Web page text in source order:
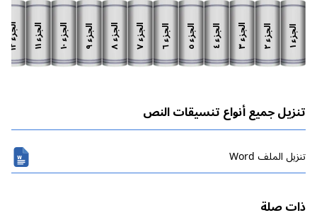
الجزء
١
الجزء
٢
الجزء
٣
الجزء
٤
الجزء
٥
الجزء
٦
الجزء
٧
الجزء
٨
الجزء
٩
الجزء
١٠
الجزء
١١
الجزء
١٢
تنزيل جميع أنواع تنسيقات النص
تنزیل الملف Word
ذات صلة